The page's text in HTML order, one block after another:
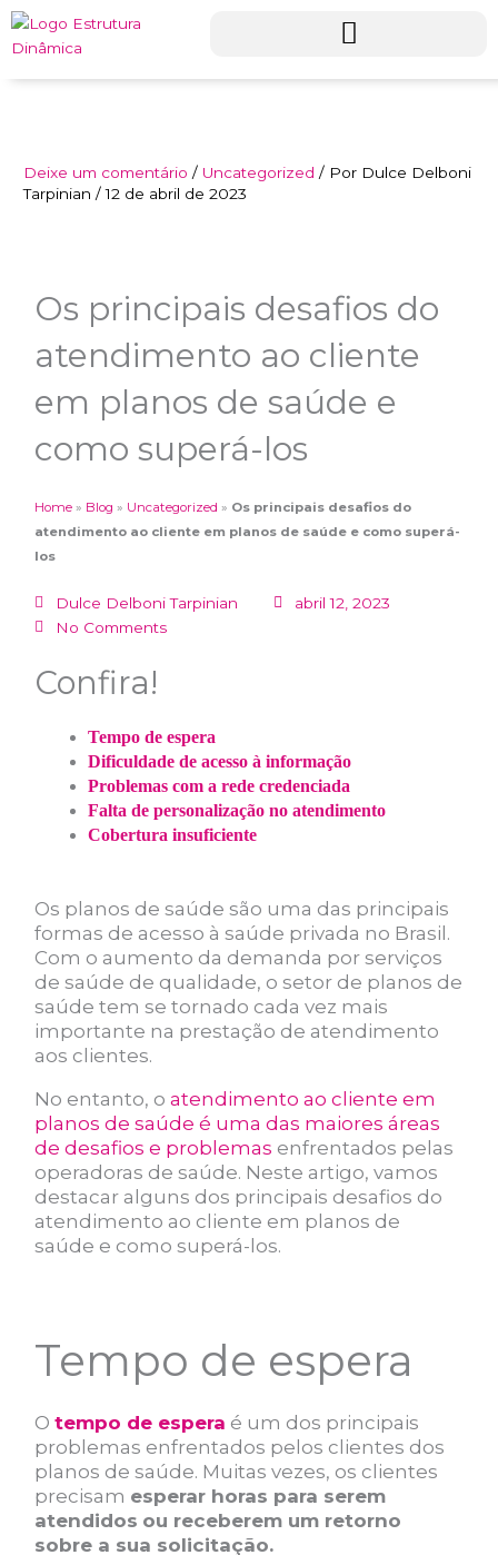
conteúdo
Deixe um comentário / Uncategorized / Por Dulce Delboni
Tarpinian/12 de abril de 2023
Os principais desafios do
atendimento ao cliente
em planos de saúde e
como superá-los
Home » Blog » Uncategorized » Os principais desafios do
atendimento ao cliente em planos de saúde e como superá-
los
Dulce Delboni Tarpinian
abril 12, 2023
No Comments
Confira!
Tempo de espera
Dificuldade de acesso à informação
Problemas com a rede credenciada
Falta de personalização no atendimento
Cobertura insuficiente
Os planos de saúde são uma das principais
formas de acesso à saúde privada no Brasil.
Com o aumento da demanda por serviços
de saúde de qualidade, o setor de planos de
saúde tem se tornado cada vez mais
importante na prestação de atendimento
aos clientes.
No entanto, oatendimento ao cliente em
planos de saúde é uma das maiores áreas
de desafios e problemas enfrentados pelas
operadoras de saúde. Neste artigo, vamos
destacar alguns dos principais desafios do
atendimento ao cliente em planos de
saúde e como superá-los.
Tempo de espera
Otempo de espera é um dos principais
problemas enfrentados pelos clientes dos
planos de saúde. Muitas vezes, os clientes
precisam esperar horas para serem
atendidos ou receberem um retorno
sobre a sua solicitação.